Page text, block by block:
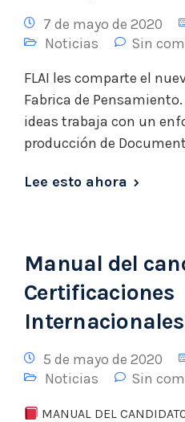
7 de mayo de 2020
Noticias
Sin
FLAI les comparte el
Fabrica de
ideas trabaja con un
producción de
Lee esto ahora
Manual del
Certificaciones
Internacionales
5 de mayo de 2020
Noticias
Sin
MANUAL DEL